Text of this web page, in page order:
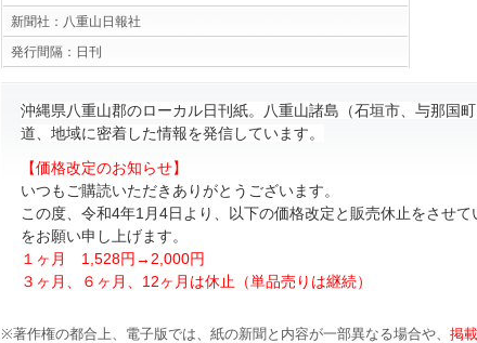
新聞社： 八重山日報社
発行間隔： 日刊
沖縄県八重山郡のローカル日刊紙。八重山諸島（石垣市、与那国
道、地域に密着した情報を発信しています。
【価格改定のお知らせ】
いつもご購読いただきありがとうございます。
この度、令和4年1月4日より、以下の価格改定と販売休止をさせ
をお願い申し上げます。
１ヶ月 1,528円 →2,000円
３ヶ月、６ヶ月、 12ヶ月は休止（単品売りは継続）
※著作権の都合上、電子版では、紙の新聞と内容が一部異なる場合や、 掲